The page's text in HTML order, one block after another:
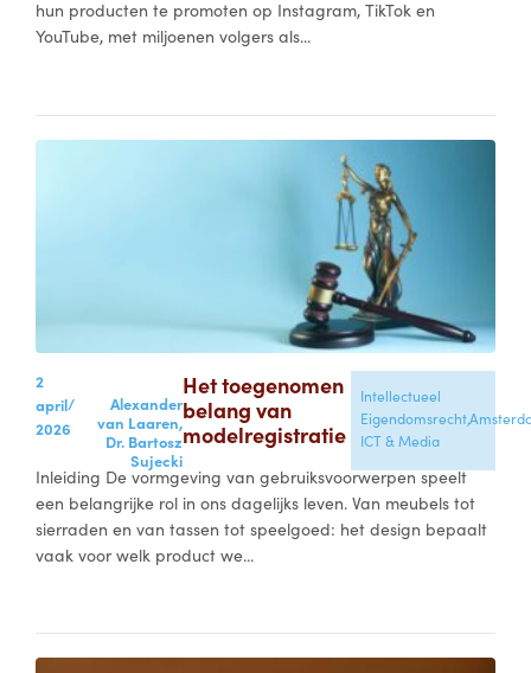
hun producten te promoten op Instagram, TikTok en
YouTube, met miljoenen volgers als...
2
april
2026
/
Alexander
van Laaren,
Dr. Bartosz
Sujecki
Het toegenomen
belang van
modelregistratie
Intellectueel
Eigendomsrecht,
ICT & Media
Inleiding De vormgeving van gebruiksvoorwerpen speelt
een belangrijke rol in ons dagelijks leven. Van meubels tot
sierraden en van tassen tot speelgoed: het design bepaalt
vaak voor welk product we...